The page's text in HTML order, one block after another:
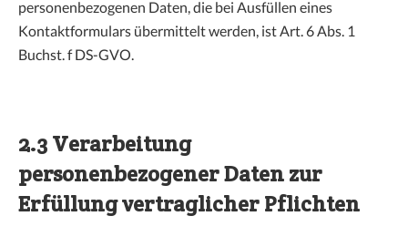
personenbezogenen Daten, die bei Ausfüllen eines
Kontaktformulars übermittelt werden, ist Art. 6 Abs. 1
Buchst. f DS-GVO.
2.3 Verarbeitung
personenbezogener Daten zur
Erfüllung vertraglicher Pflichten